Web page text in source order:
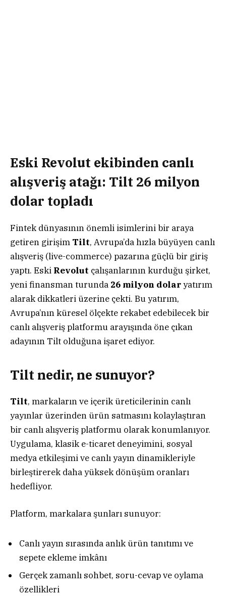
Eski Revolut ekibinden canlı
alışveriş atağı: Tilt 26 milyon
dolar topladı
Fintek dünyasının önemli isimlerini bir araya
getiren girişim Tilt, Avrupa’da hızla büyüyen canlı
alışveriş (live-commerce) pazarına güçlü bir giriş
yaptı. Eski Revolut çalışanlarının kurduğu şirket,
yeni finansman turunda 26 milyon dolaryatırım
alarak dikkatleri üzerine çekti. Bu yatırım,
Avrupa’nın küresel ölçekte rekabet edebilecek bir
canlı alışveriş platformu arayışında öne çıkan
adayının Tilt olduğuna işaret ediyor.
Tilt nedir, ne sunuyor?
Tilt, markaların ve içerik üreticilerinin canlı
yayınlar üzerinden ürün satmasını kolaylaştıran
bir canlı alışveriş platformu olarak konumlanıyor.
Uygulama, klasik e-ticaret deneyimini, sosyal
medya etkileşimi ve canlı yayın dinamikleriyle
birleştirerek daha yüksek dönüşüm oranları
hedefliyor.
Platform, markalara şunları sunuyor:
Canlı yayın sırasında anlık ürün tanıtımı ve
sepete ekleme imkânı
Gerçek zamanlı sohbet, soru-cevap ve oylama
özellikleri